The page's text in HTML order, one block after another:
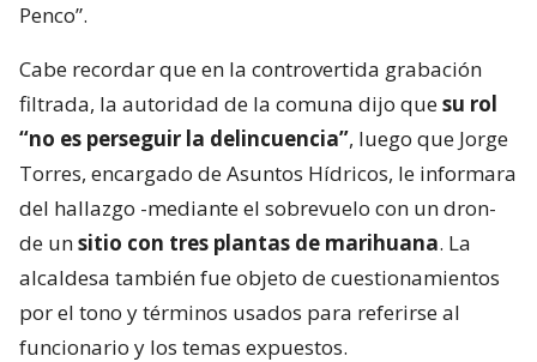
Penco”.
Cabe recordar que en la controvertida grabación
filtrada, la autoridad de la comuna dijo quesu rol
“no es perseguir la delincuencia”, luego que Jorge
Torres, encargado de Asuntos Hídricos, le informara
del hallazgo -mediante el sobrevuelo con un dron-
de unsitio con tres plantas de marihuana. La
alcaldesa también fue objeto de cuestionamientos
por el tono y términos usados para referirse al
funcionario y los temas expuestos.